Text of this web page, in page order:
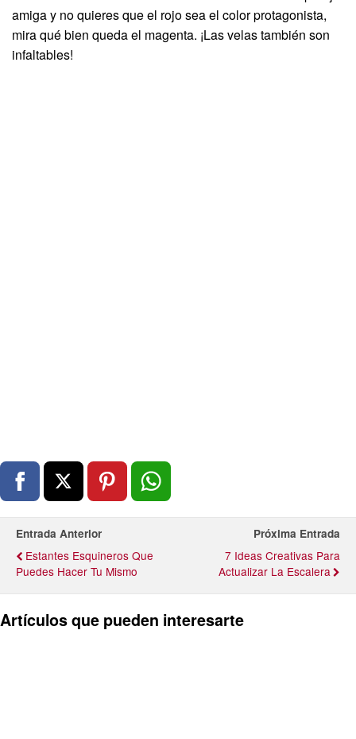
amiga y no quieres que el rojo sea el color protagonista,
mira qué bien queda el magenta. ¡Las velas también son
infaltables!
Entrada Anterior
Estantes Esquineros Que
Puedes Hacer Tu Mismo
Próxima Entrada
7 Ideas Creativas Para
Actualizar La Escalera
Artículos que pueden interesarte